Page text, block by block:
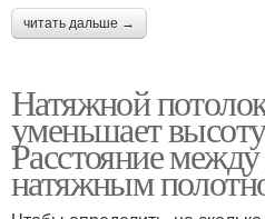
читать дальше →
Натяжной
уменьшает
Расстояние
натяжным